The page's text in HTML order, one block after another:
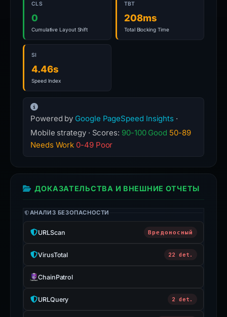
CLS
0
Cumulative Layout Shift
TBT
208ms
Total Blocking Time
SI
4.46s
Speed Index
Powered by Google PageSpeed Insights ·
Mobile strategy · Scores: 90-100 Good 50-89
Needs Work 0-49 Poor
ДОКАЗАТЕЛЬСТВА И ВНЕШНИЕ ОТЧЕТЫ
АНАЛИЗ БЕЗОПАСНОСТИ
URLScan Вредоносный
VirusTotal 22 det.
ChainPatrol
URLQuery 2 det.